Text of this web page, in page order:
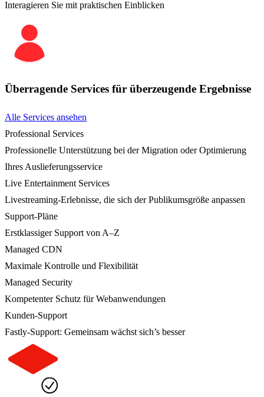
Interagieren Sie mit praktischen Einblicken
Überragende Services für überzeugende Ergebnisse
Alle Services ansehen
Professional Services
Professionelle Unterstützung bei der Migration oder Optimierung
Ihres Auslieferungsservice
Live Entertainment Services
Livestreaming-Erlebnisse, die sich der Publikumsgröße anpassen
Support-Pläne
Erstklassiger Support von A–Z
Managed CDN
Maximale Kontrolle und Flexibilität
Managed Security
Kompetenter Schutz für Webanwendungen
Kunden-Support
Fastly-Support: Gemeinsam wächst sich’s besser